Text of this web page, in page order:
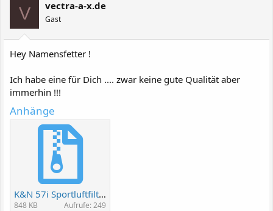
V vectra-a-x.de
Gast
Hey Namensfetter !
Ich habe eine für Dich .... zwar keine gute Qualität aber
immerhin !!!
Anhänge
K&N 57i Sportluftfilter.zip
848 KB Aufrufe: 249